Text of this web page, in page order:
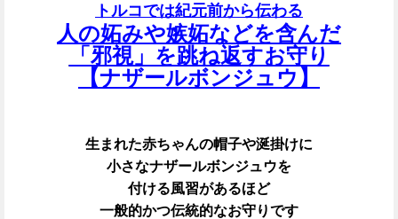
トルコでは紀元前から伝わる
人の妬みや嫉妬などを含んだ
「邪視」を跳ね返すお守り
【ナザールボンジュウ】
生まれた赤ちゃんの帽子や涎掛けに
小さなナザールボンジュウを
付ける風習があるほど
一般的かつ伝統的なお守りです